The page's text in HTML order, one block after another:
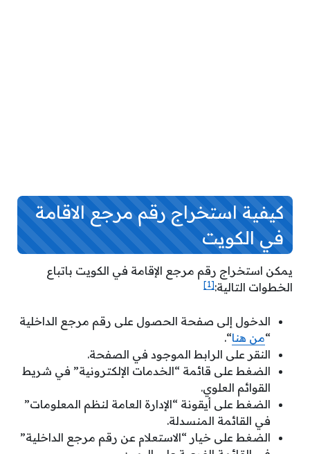
كيفية استخراج رقم مرجع الاقامة
في الكويت
يمكن استخراج رقم مرجع الإقامة في الكويت باتباع
الخطوات التالية:[1]
الدخول إلى صفحة الحصول على رقم مرجع الداخلية
“من هنا“.
النقر على الرابط الموجود في الصفحة.
الضغط على قائمة “الخدمات الإلكترونية” في شريط
القوائم العلوي.
الضغط على أيقونة “الإدارة العامة لنظم المعلومات”
في القائمة المنسدلة.
الضغط على خيار “الاستعلام عن رقم مرجع الداخلية”